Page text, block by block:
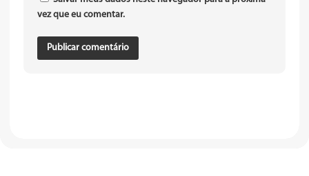
vez que eu comentar.